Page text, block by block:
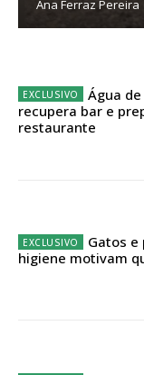
Edição
Acesso
Ofertas
Ana Ferraz Pereira
Água
recupera bar e
restaurante
Gatos e
higiene motivam